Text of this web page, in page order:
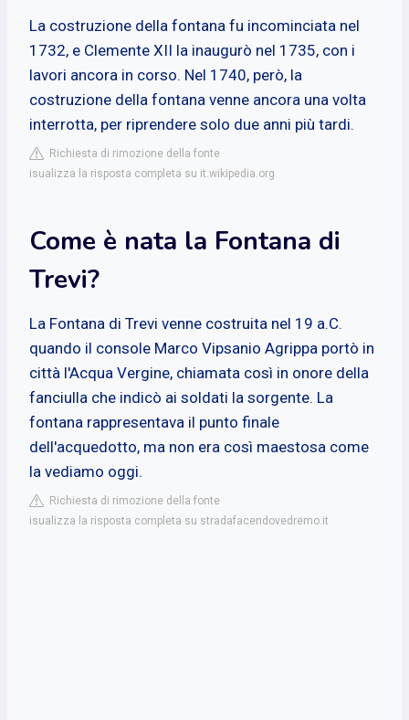
La costruzione della fontana fu incominciata nel
1732, e Clemente XII la inaugurò nel 1735, con i
lavori ancora in corso. Nel 1740, però, la
costruzione della fontana venne ancora una volta
interrotta, per riprendere solo due anni più tardi.
Richiesta di rimozione della fonte
isualizza la risposta completa su it.wikipedia.org
Come è nata la Fontana di
Trevi?
La Fontana di Trevi venne costruita nel 19 a.C.
quando il console Marco Vipsanio Agrippa portò in
città l'Acqua Vergine, chiamata così in onore della
fanciulla che indicò ai soldati la sorgente. La
fontana rappresentava il punto finale
dell'acquedotto, ma non era così maestosa come
la vediamo oggi.
Richiesta di rimozione della fonte
isualizza la risposta completa su stradafacendovedremo.it